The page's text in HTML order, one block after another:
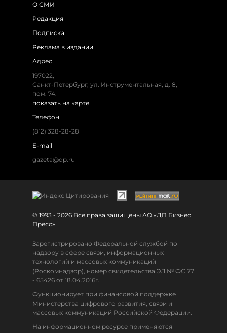
О СМИ
Редакция
Подписка
Реклама в издании
Адрес
197022,
Санкт-Петербург, ул. Инструментальная, д. 8,
пом. 74.
показать на карте
Телефон
(812) 328-28-28
E-mail
gazeta@dp.ru
© 1993 - 2026 Все права защищены АО «ДП Бизнес
Пресс»
Зарегистрировано Федеральной службой по
надзору в сфере связи, информационных
технологий и массовых коммуникаций
(Роскомнадзор), номер свидетельства ЭЛ № ФС 77
- 65426 от 18.04.2016г.
Функционирует при финансовой поддержке
Министерства цифрового развития, связи и
массовых коммуникаций Российской Федерации.
На информационном ресурсе применяются